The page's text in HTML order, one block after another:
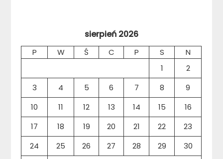
sierpień 2026
P W Ś C P S
N
1
2
3
4 5 6 7 8
9
10
11 12 13 14 15
16
17
18 19 20 21 22
23
24
25 26 27 28 29
30